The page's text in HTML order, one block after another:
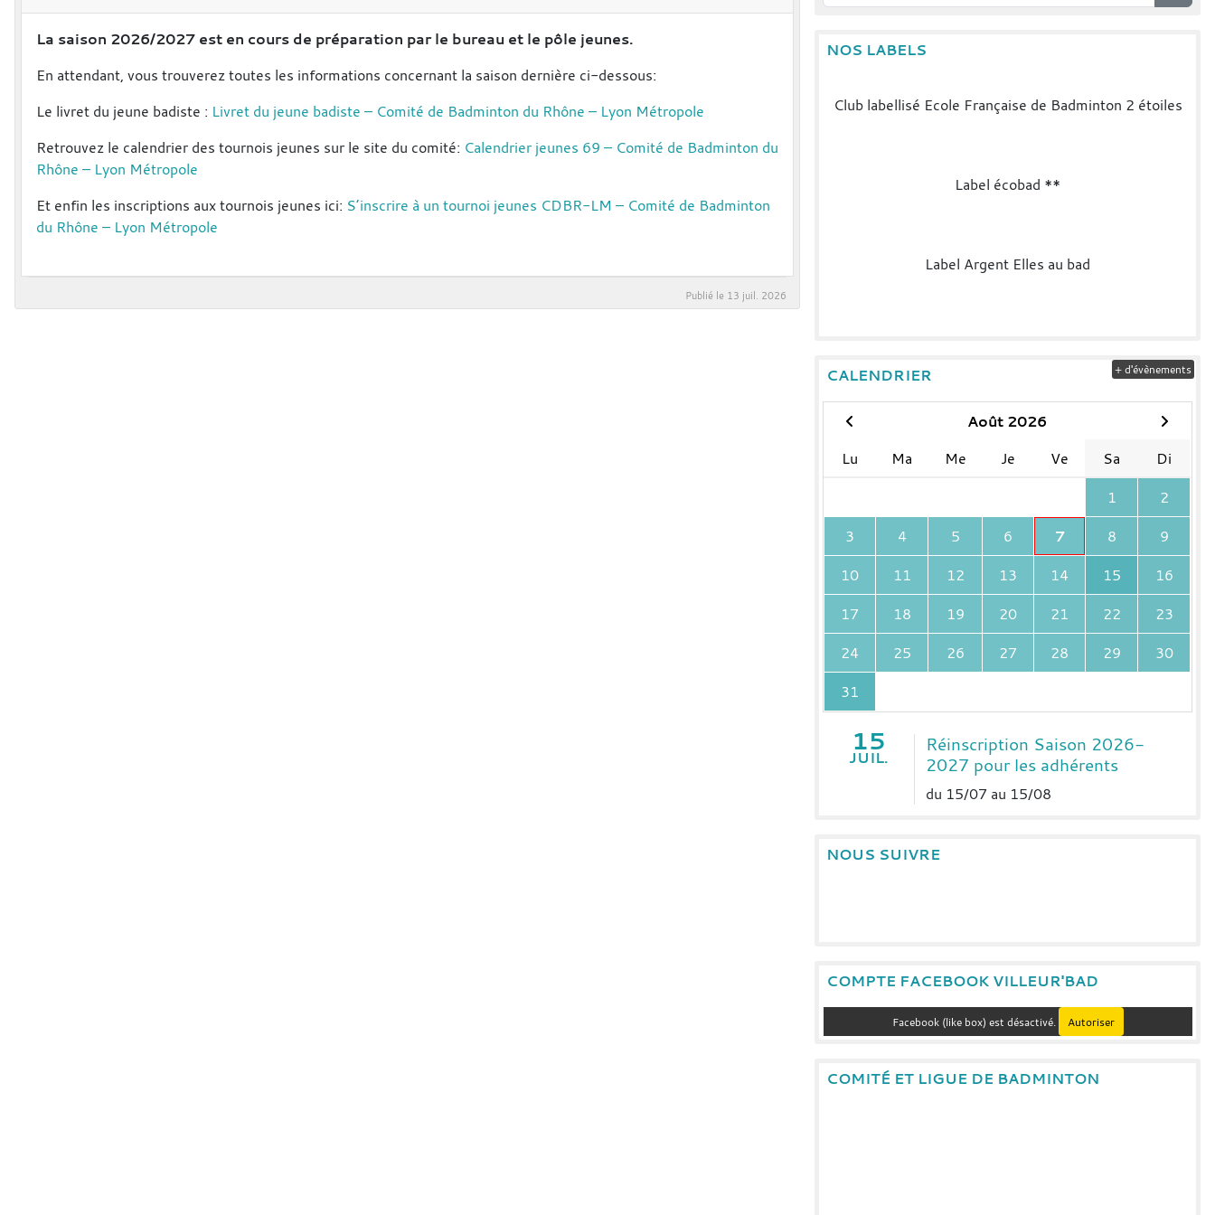
La saison 2026/2027 est en cours de préparation par le bureau et le pôle jeunes.
En attendant, vous trouverez toutes les informations concernant la saison dernière ci-dessous:
Le livret du jeune badiste : Livret du jeune badiste – Comité de Badminton du Rhône – Lyon Métropole
Retrouvez le calendrier des tournois jeunes sur le site du comité: Calendrier jeunes 69 – Comité de Badminton du
Rhône – Lyon Métropole
Et enfin les inscriptions aux tournois jeunes ici: S’inscrire à un tournoi jeunes CDBR-LM – Comité de Badminton
du Rhône – Lyon Métropole
Publié le 13 juil. 2026
NOS LABELS
Club labellisé Ecole Française de Badminton 2 étoiles
Label écobad **
Label Argent Elles au bad
CALENDRIER
Août 2026
Lu
Ma Me Je Ve Sa
Di
1
2
3
4 5 6 7 8
9
10
11 12 13 14 15
16
17
18 19 20 21 22
23
24
25 26 27 28 29
30
31
15
JUIL.
Réinscription Saison 2026-
2027 pour les adhérents
du 15/07 au 15/08
+ d'évènements
NOUS SUIVRE
COMPTE FACEBOOK VILLEUR'BAD
Facebook (like box) est désactivé. Autoriser
COMITÉ ET LIGUE DE BADMINTON